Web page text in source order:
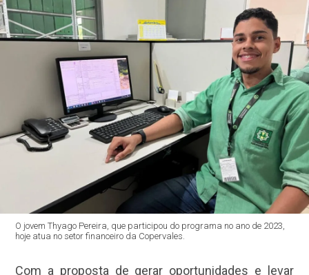
O jovem Thyago Pereira, que participou do programa no ano de 2023,
hoje atua no setor financeiro da Copervales.
Com a proposta de gerar oportunidades e levar